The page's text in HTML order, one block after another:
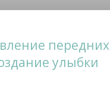
передних
улыбки